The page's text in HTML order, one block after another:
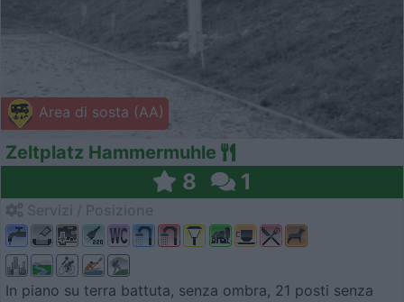
Area di sosta (AA)
Zeltplatz Hammermuhle
8 1
In piano su terra battuta, senza ombra, 21 posti senza